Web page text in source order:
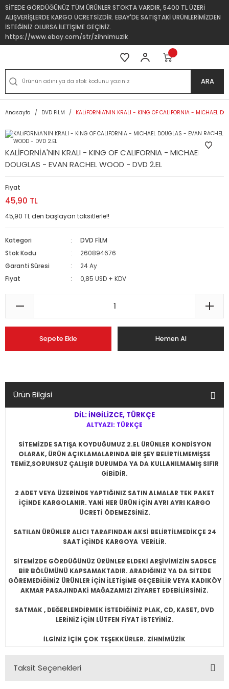
SİTEDE GÖRDÜĞÜNÜZ TÜM ÜRÜNLER STOKTA VARDIR, 5400 TL ÜZERİ
ALIŞVERİŞLERDE KARGO ÜCRETSİZDİR. EBAY'DE SATIŞTAKİ ÜRÜNLERİMİZDEN
İSTEĞİNİZ OLURSA İLETİŞİME GEÇİNİZ.
https://www.ebay.com/str/zihnimuzik
ARA
Anasayfa DVD FİLM KALİFORNİA'NIN KRALI - KING OF CALIFORNIA - MICHAEL
KALİFORNİA'NIN KRALI - KING OF CALIFORNIA - MICHAEL
DOUGLAS - EVAN RACHEL WOOD - DVD 2.EL
Fiyat
45,90 TL
45,90 TL den başlayan taksitlerle!!
Kategori
DVD FİLM
Stok Kodu
260894676
Garanti Süresi
24 Ay
Fiyat
0,85 USD + KDV
Sepete Ekle Hemen Al
Ürün Bilgisi
DİL: İNGİLİZCE, TÜRKÇE
ALTYAZI: TÜRKÇE
SİTEMİZDE SATIŞA KOYDUĞUMUZ 2.EL ÜRÜNLER KONDİSYON
OLARAK, ÜRÜN AÇIKLAMALARINDA BİR ŞEY BELİRTİLMEMİŞSE
TEMİZ,SORUNSUZ ÇALIŞIR DURUMDA YA DA KULLANILMAMIŞ SIFIR
GİBİDİR.
2 ADET VEYA ÜZERİNDE YAPTIĞINIZ SATIN ALMALAR TEK PAKET
İÇİNDE KARGOLANIR. YANİ HER ÜRÜN İÇİN AYRI AYRI KARGO
ÜCRETİ ÖDEMEZSİNİZ.
SATILAN ÜRÜNLER ALICI TARAFINDAN AKSİ BELİRTİLMEDİKÇE 24
SAAT İÇİNDE KARGOYA VERİLİR.
SİTEMİZDE GÖRDÜĞÜNÜZ ÜRÜNLER ELDEKİ ARŞİVİMİZİN SADECE
BİR BÖLÜMÜNÜ KAPSAMAKTADIR. ARADIĞINIZ YA DA SİTEDE
GÖREMEDİĞİNİZ ÜRÜNLER İÇİN İLETİŞİME GEÇEBİLİR VEYA KADIKÖY
AKMAR PASAJINDAKİ MAĞAZAMIZI ZİYARET EDEBİLİRSİNİZ.
SATMAK , DEĞERLENDİRMEK İSTEDİĞİNİZ PLAK, CD, KASET, DVD
LERİNİZ İÇİN LÜTFEN FİYAT İSTEYİNİZ.
İLGİNİZ İÇİN ÇOK TEŞEKKÜRLER. ZİHNİMÜZİK
Taksit Seçenekleri